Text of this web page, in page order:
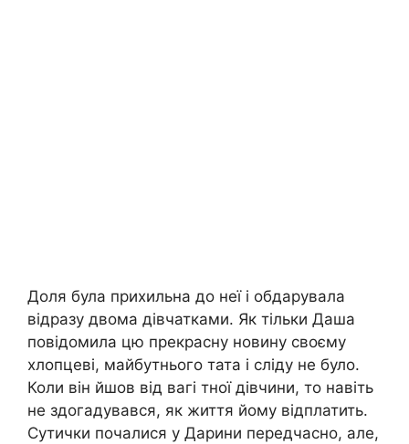
Доля була прихильна до неї і обдарувала
відразу двома дівчатками. Як тільки Даша
повідомила цю прекрасну новину своєму
хлопцеві, майбутнього тата і сліду не було.
Коли він йшов від вагі тної дівчини, то навіть
не здогадувався, як життя йому відплатить.
Сутички почалися у Дарини передчасно, але,